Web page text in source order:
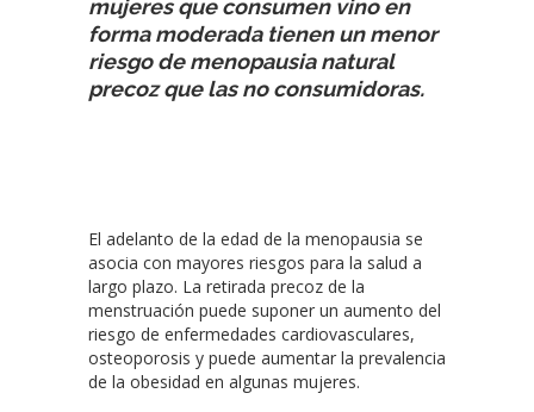
mujeres que consumen vino en
forma moderada tienen un menor
riesgo de menopausia natural
precoz que las no consumidoras.
El adelanto de la edad de la menopausia se
asocia con mayores riesgos para la salud a
largo plazo. La retirada precoz de la
menstruación puede suponer un aumento del
riesgo de enfermedades cardiovasculares,
osteoporosis y puede aumentar la prevalencia
de la obesidad en algunas mujeres.